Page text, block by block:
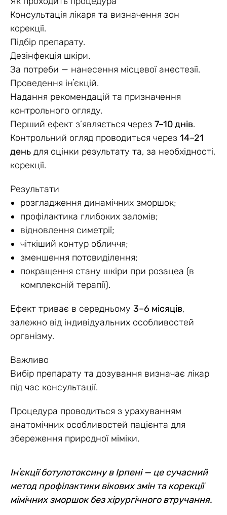
Консультація лікаря та визначення зон
корекції.
Підбір препарату.
Дезінфекція шкіри.
За потреби — нанесення місцевої анестезії.
Проведення інʼєкцій.
Надання рекомендацій та призначення
контрольного огляду.
Перший ефект з’являється через 7–10 днів.
Контрольний огляд проводиться через 14–21
день для оцінки результату та, за необхідності,
корекції.
Результати
розгладження динамічних зморшок;
профілактика глибоких заломів;
відновлення симетрії;
чіткіший контур обличчя;
зменшення потовиділення;
покращення стану шкіри при розацеа (в
комплексній терапії).
Ефект триває в середньому 3–6 місяців,
залежно від індивідуальних особливостей
організму.
Важливо
Вибір препарату та дозування визначає лікар
під час консультації.
Процедура проводиться з урахуванням
анатомічних особливостей пацієнта для
збереження природної міміки.
Інʼєкції ботулотоксину в Ірпені — це сучасний
метод профілактики вікових змін та корекції
мімічних зморшок без хірургічного втручання.